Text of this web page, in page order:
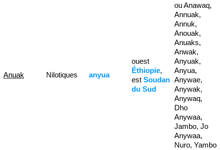
Anuak Nilotiques anyua
ouest
Éthiopie,
est Soudan
du Sud
ou Anawaq,
Annuak,
Annuk,
Anouak,
Anuaks,
Anwak,
Anyuak,
Anyua,
Anywae,
Anywak,
Anywaq,
Dho
Anywaa,
Jambo, Jo
Anywaa,
Nuro, Yambo